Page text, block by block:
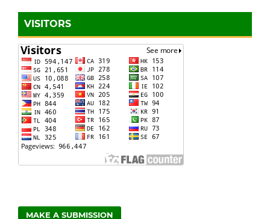
VISITORS
MAKE A SUBMISSION